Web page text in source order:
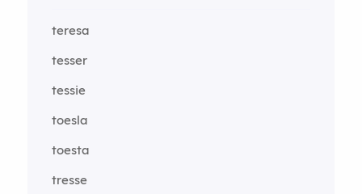
teresa
tesser
tessie
toesla
toesta
tresse